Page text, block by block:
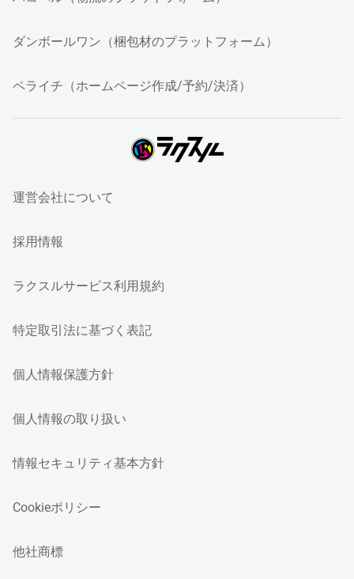
ダンボールワン（梱包材のプラットフォーム）
ペライチ（ホームページ作成/予約/決済）
運営会社について
採用情報
ラクスルサービス利用規約
特定取引法に基づく表記
個人情報保護方針
個人情報の取り扱い
情報セキュリティ基本方針
Cookieポリシー
他社商標